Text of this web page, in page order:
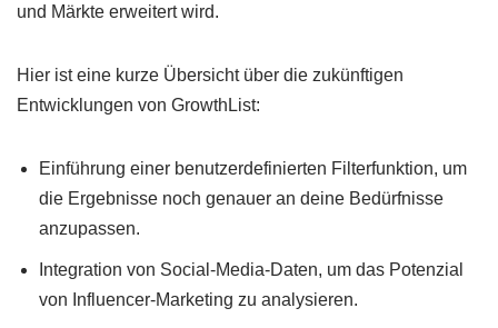
und Märkte erweitert wird.
Hier ist eine kurze Übersicht über die zukünftigen
Entwicklungen von GrowthList:
Einführung einer benutzerdefinierten Filterfunktion, um
die Ergebnisse noch genauer an deine Bedürfnisse
anzupassen.
Integration von Social-Media-Daten, um das Potenzial
von Influencer-Marketing zu analysieren.